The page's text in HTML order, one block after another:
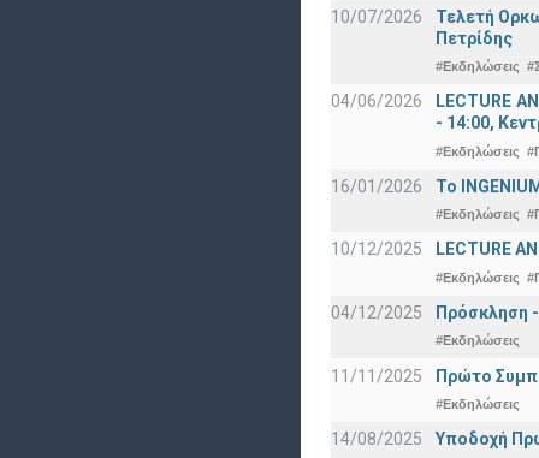
10/07/2026
Τελετή
Πετρίδης
#Εκδηλώσεις
04/06/2026
LECTURE
- 14:00,
#Εκδηλώσεις
16/01/2026 Το
#Εκδηλώσεις
10/12/2025 LECTURE
#Εκδηλώσεις
04/12/2025 Πρόσκληση
#Εκδηλώσεις
11/11/2025 Πρώτο
#Εκδηλώσεις
14/08/2025 Υποδοχή